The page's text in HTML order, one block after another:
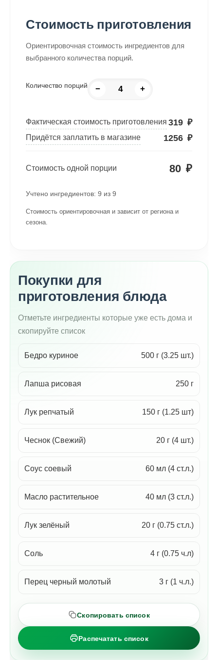
Стоимость приготовления
Ориентировочная стоимость ингредиентов для
выбранного количества порций.
Количество порций − +
Фактическая стоимость приготовления 319 ₽
Придётся заплатить в магазине 1256 ₽
Стоимость одной порции 80 ₽
Учтено ингредиентов: 9 из 9
Стоимость ориентировочная и зависит от региона и
сезона.
Покупки для
приготовления блюда
Отметьте ингредиенты которые уже есть дома и
скопируйте список
Бедро куриное 500 г (3.25 шт.)
Лапша рисовая 250 г
Лук репчатый 150 г (1.25 шт)
Чеснок (Свежий) 20 г (4 шт.)
Соус соевый 60 мл (4 ст.л.)
Масло растительное 40 мл (3 ст.л.)
Лук зелёный 20 г (0.75 ст.л.)
Соль 4 г (0.75 ч.л)
Перец черный молотый 3 г (1 ч.л.)
Скопировать список
Распечатать список